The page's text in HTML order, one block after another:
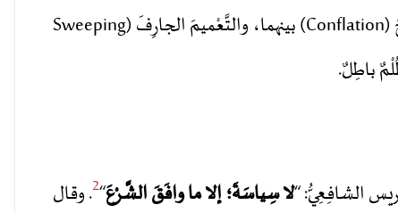
أو حتى داعِمينَ ومُؤَيِّدينَ لها. وعَلَيهِ؛ فإنَّ الدَّمْجَ (Conflation) بينهما، والتَّعْميمَ الجارِفَ (Sweeping
الشافِعِيُّ: “لا سِياسَةَ؛ إلا ما وافَقَ الشَّرْعَ“
2. وقال